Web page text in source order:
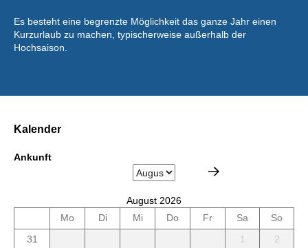
Es besteht eine begrenzte Möglichkeit das ganze Jahr einen
Kurzurlaub zu machen, typischerweise außerhalb der
Hochsaison.
Kalender
Ankunft
August 2026
Mo
Di Mi Do Fr Sa
So
31
1
2